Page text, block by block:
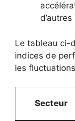
Le tableau ci-
indices de
les
Secteur